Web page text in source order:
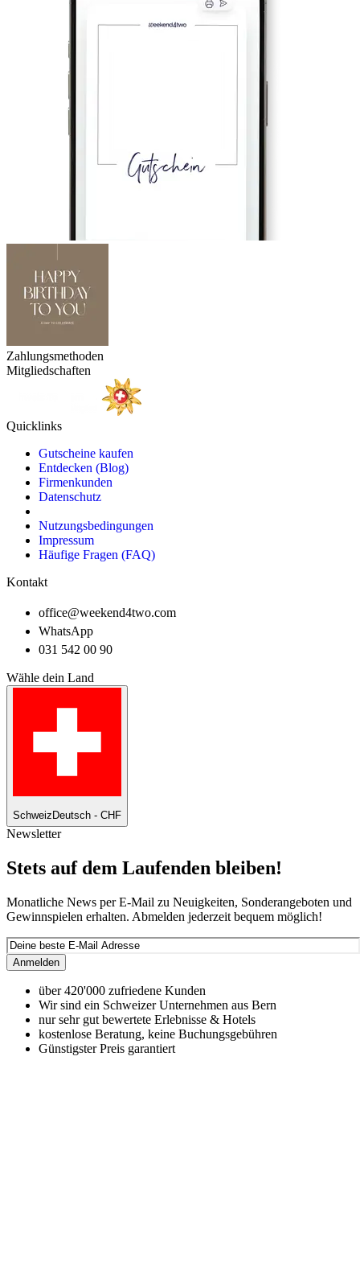
Zahlungsmethoden
Mitgliedschaften
Quicklinks
Gutscheine kaufen
Entdecken (Blog)
Firmenkunden
Datenschutz
Nutzungsbedingungen
Impressum
Häufige Fragen (FAQ)
Kontakt
office@weekend4two.com
WhatsApp
031 542 00 90
Wähle dein Land
Schweiz Deutsch - CHF
Newsletter
Stets auf dem Laufenden bleiben!
Monatliche News per E-Mail zu Neuigkeiten, Sonderangeboten und
Gewinnspielen erhalten. Abmelden jederzeit bequem möglich!
Anmelden
über 420'000 zufriedene Kunden
Wir sind ein Schweizer Unternehmen aus Bern
nur sehr gut bewertete Erlebnisse & Hotels
kostenlose Beratung, keine Buchungsgebühren
Günstigster Preis garantiert